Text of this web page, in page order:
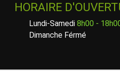
HORAIRE
Lundi-Samedi 8h00 -
Dimanche Férmé